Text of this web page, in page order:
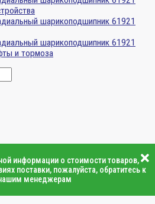
и тормоза
информации о стоимости товаров,
поставки, пожалуйста, обратитесь к
менеджерам